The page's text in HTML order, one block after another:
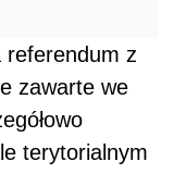
referendum z
zawarte we
terytorialnym